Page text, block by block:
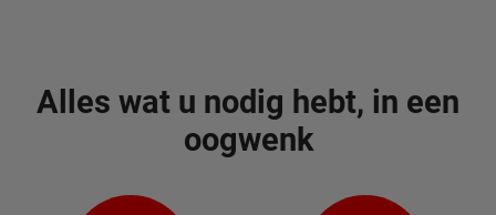
Alles wat u nodig hebt, in een
oogwenk